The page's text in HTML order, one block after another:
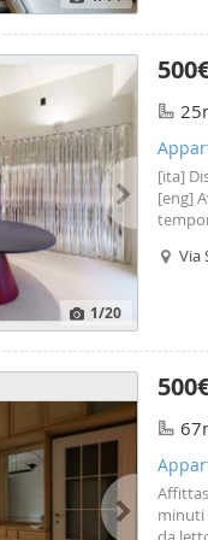
1/20
[ita]
[eng]
Via
minuti